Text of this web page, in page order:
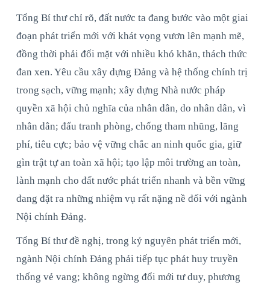
Tổng Bí thư chỉ rõ, đất nước ta đang bước vào một giai
đoạn phát triển mới với khát vọng vươn lên mạnh mẽ,
đồng thời phải đối mặt với nhiều khó khăn, thách thức
đan xen. Yêu cầu xây dựng Đảng và hệ thống chính trị
trong sạch, vững mạnh; xây dựng Nhà nước pháp
quyền xã hội chủ nghĩa của nhân dân, do nhân dân, vì
nhân dân; đấu tranh phòng, chống tham nhũng, lãng
phí, tiêu cực; bảo vệ vững chắc an ninh quốc gia, giữ
gìn trật tự an toàn xã hội; tạo lập môi trường an toàn,
lành mạnh cho đất nước phát triển nhanh và bền vững
đang đặt ra những nhiệm vụ rất nặng nề đối với ngành
Nội chính Đảng.
Tổng Bí thư đề nghị, trong kỷ nguyên phát triển mới,
ngành Nội chính Đảng phải tiếp tục phát huy truyền
thống vẻ vang; không ngừng đổi mới tư duy, phương